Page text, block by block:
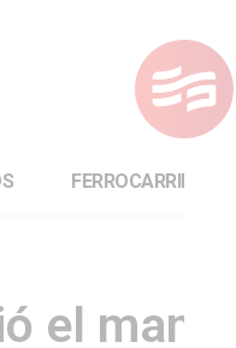
FERROCARRILES
el mantel